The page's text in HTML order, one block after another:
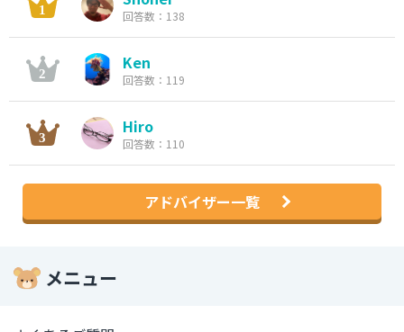
回答数：138
Ken
回答数：119
Hiro
回答数：110
アドバイザー一覧
メニュー